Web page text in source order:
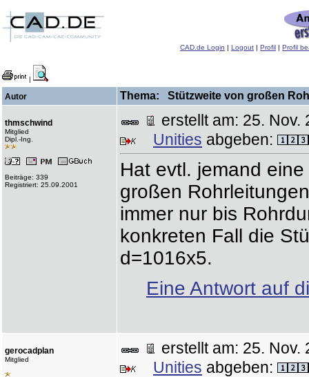
CAD.de Login | Logout | Profil | Profil
|
Autor Thema: Stützweite von großen
thmschwind
Mitglied
Dipl.-Ing.
Beiträge: 339
Registriert: 25.09.2001
erstellt am: 25.
Unities abgeben:
Hat evtl. jemand
großen
immer nur bis
konkreten Fall die
d=1016x5.
Eine Antwort auf
gerocadplan
Mitglied
erstellt am: 25.
Unities abgeben: